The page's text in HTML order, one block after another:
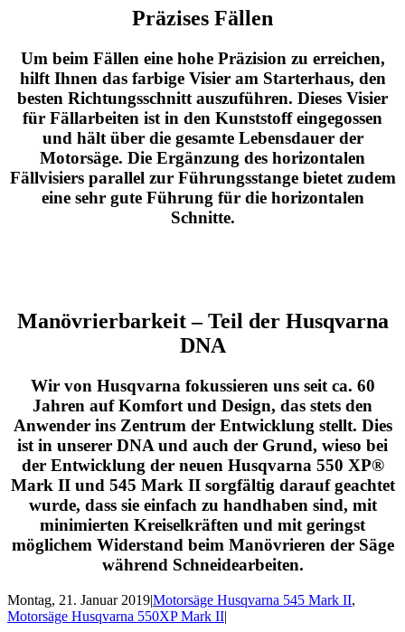
Präzises Fällen
Um beim Fällen eine hohe Präzision zu erreichen,
hilft Ihnen das farbige Visier am Starterhaus, den
besten Richtungsschnitt auszuführen. Dieses Visier
für Fällarbeiten ist in den Kunststoff eingegossen
und hält über die gesamte Lebensdauer der
Motorsäge. Die Ergänzung des horizontalen
Fällvisiers parallel zur Führungsstange bietet zudem
eine sehr gute Führung für die horizontalen
Schnitte.
Manövrierbarkeit – Teil der Husqvarna
DNA
Wir von Husqvarna fokussieren uns seit ca. 60
Jahren auf Komfort und Design, das stets den
Anwender ins Zentrum der Entwicklung stellt. Dies
ist in unserer DNA und auch der Grund, wieso bei
der Entwicklung der neuen Husqvarna 550 XP®
Mark II und 545 Mark II sorgfältig darauf geachtet
wurde, dass sie einfach zu handhaben sind, mit
minimierten Kreiselkräften und mit geringst
möglichem Widerstand beim Manövrieren der Säge
während Schneidearbeiten.
Montag, 21. Januar 2019|Motorsäge Husqvarna 545 Mark II,
Motorsäge Husqvarna 550XP Mark II|